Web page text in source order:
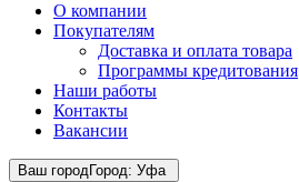
О компании
Покупателям
Доставка и оплата товара
Программы кредитования
Наши работы
Контакты
Вакансии
Ваш городГород: Уфа